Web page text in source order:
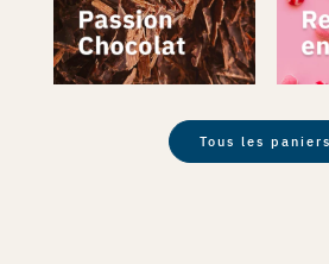
Tous les paniers